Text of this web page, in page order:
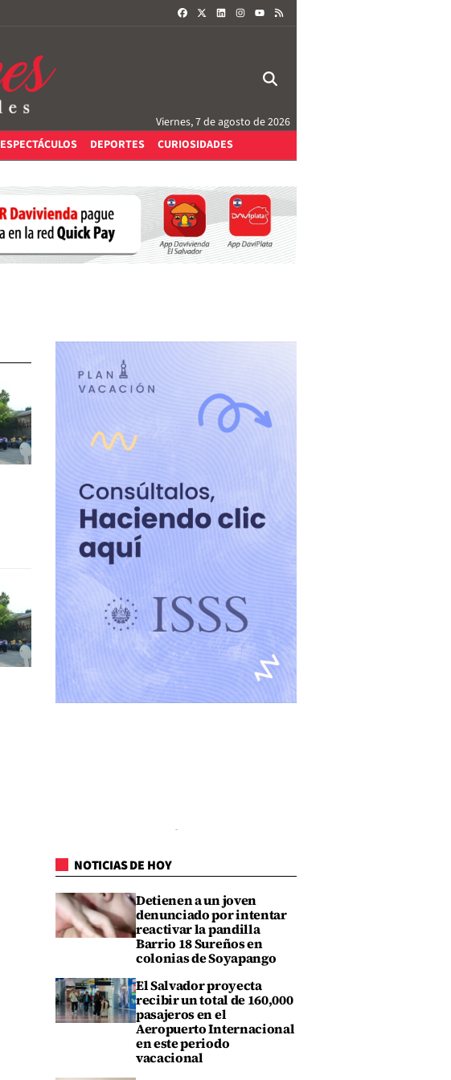
FACEBOOKLINKEDININSTAGRAM
Viernes, 7 de agosto de 2026
ESPECTÁCULOS DEPORTES CURIOSIDADES
NOTICIAS DE HOY
Detienen a un joven
denunciado por intentar
reactivar la pandilla
Barrio 18 Sureños en
colonias de Soyapango
El Salvador proyecta
recibir un total de 160,000
pasajeros en el
Aeropuerto Internacional
en este periodo
vacacional